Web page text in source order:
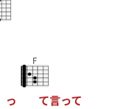
っ
F
て言って